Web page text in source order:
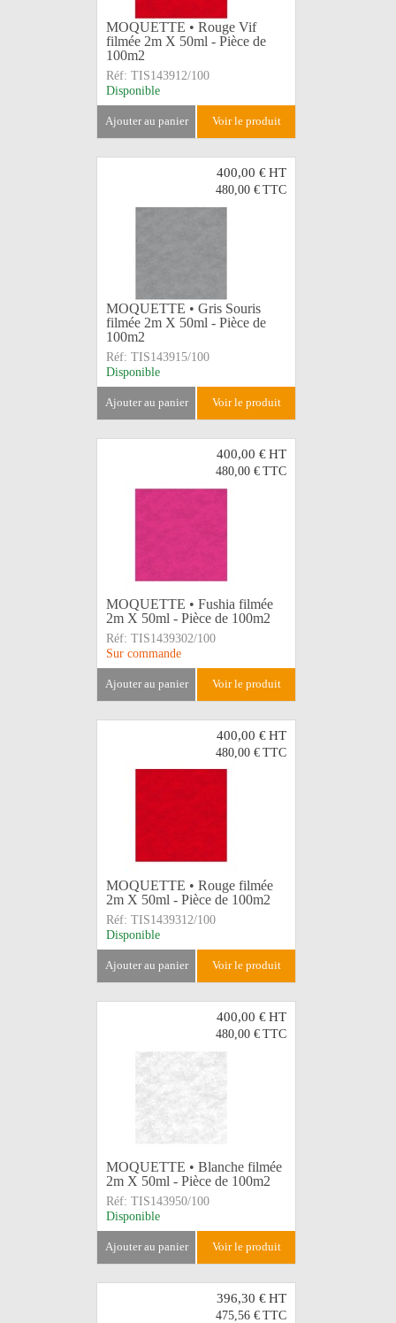
MOQUETTE • Rouge Vif
filmée 2m X 50ml - Pièce de
100m2
Réf: TIS143912/100
Disponible
ajouter au panier voir le produit
400,00 €HT
480,00 € TTC
MOQUETTE • Gris Souris
filmée 2m X 50ml - Pièce de
100m2
Réf: TIS143915/100
Disponible
ajouter au panier voir le produit
400,00 €HT
480,00 € TTC
MOQUETTE • Fushia filmée
2m X 50ml - Pièce de 100m2
Réf: TIS1439302/100
Sur commande
ajouter au panier voir le produit
400,00 €HT
480,00 € TTC
MOQUETTE • Rouge filmée
2m X 50ml - Pièce de 100m2
Réf: TIS1439312/100
Disponible
ajouter au panier voir le produit
400,00 €HT
480,00 € TTC
MOQUETTE • Blanche filmée
2m X 50ml - Pièce de 100m2
Réf: TIS143950/100
Disponible
ajouter au panier voir le produit
396,30 €HT
475,56 € TTC